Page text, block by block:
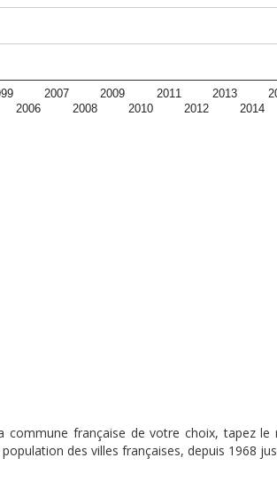
2006
2007
2008
2009
2010
2011
2012
2013
2014
commune française de votre choix, tapez
des villes françaises, depuis 1968